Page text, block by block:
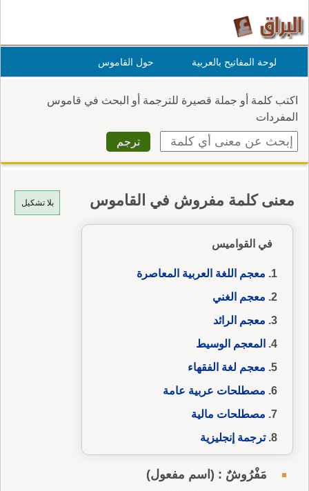
لوحة المفاتيح بالعربية حول القاموس
اكتب كلمة أو جملة قصيرة للترجمة أو البحث في قاموس
المفردات
بلا تشكيل معنى كلمة مفروش في القاموس
في القواميس
معجم اللغة العربية المعاصرة
معجم الغني
معجم الرائد
المعجم الوسيط
معجم لغة الفقهاء
مصطلحات عربية عامة
مصطلحات مالية
ترجمة إنجليزية
مَفْرُوشٌ : (اسم مفعول)